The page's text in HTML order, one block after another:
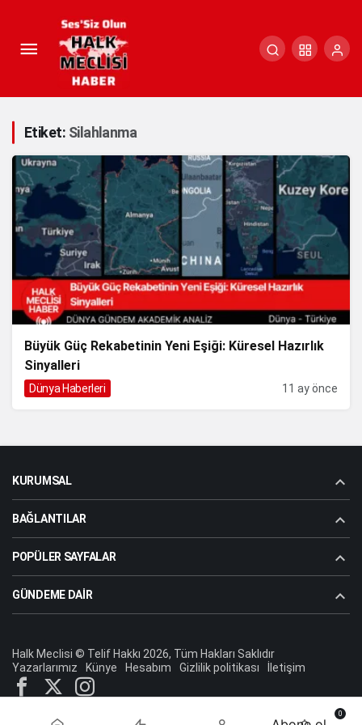
Etiket: Silahlanma
Büyük Güç Rekabetinin Yeni Eşiği: Küresel Hazırlık
Sinyalleri
Dünya Haberleri 11 ay önce
KURUMSAL
BAĞLANTILAR
POPÜLER SAYFALAR
GÜNDEME DAIR
Halk Meclisi © Telif Hakkı 2026, Tüm Hakları Saklıdır
Yazarlarımız
Künye Hesabım Gizlilik politikası İletişim
0